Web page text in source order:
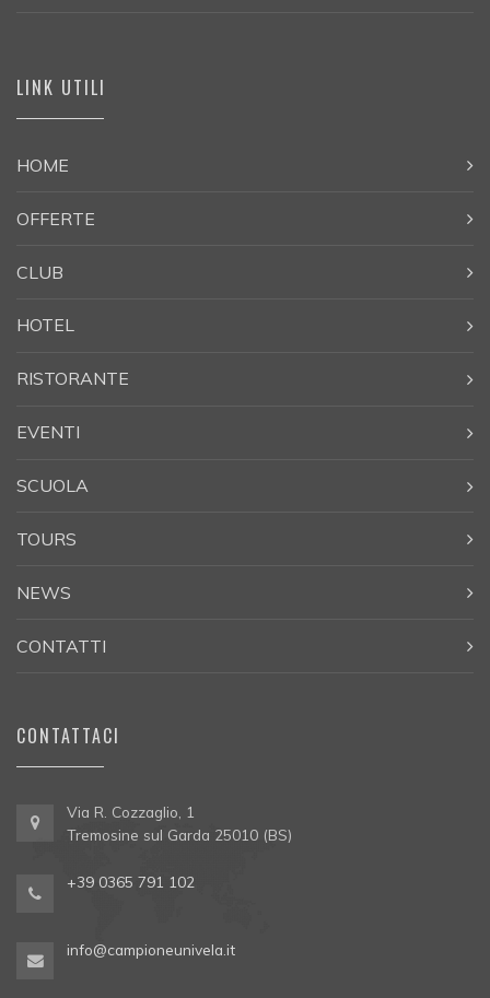
LINK UTILI
HOME
OFFERTE
CLUB
HOTEL
RISTORANTE
EVENTI
SCUOLA
TOURS
NEWS
CONTATTI
CONTATTACI
Via R. Cozzaglio, 1
Tremosine sul Garda 25010 (BS)
+39 0365 791 102
info@campioneunivela.it